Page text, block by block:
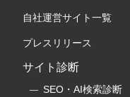
自社運営サイト一覧
プレスリリース
サイト診断
SEO・AI検索診断